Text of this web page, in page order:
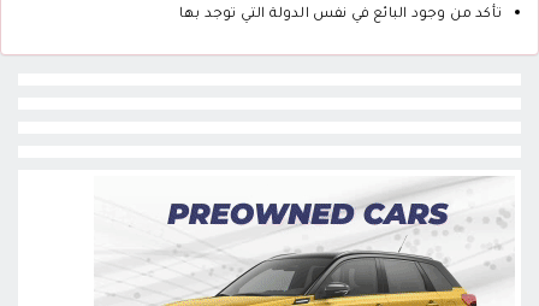
تأكد من وجود البائع في نفس الدولة التي توجد بها